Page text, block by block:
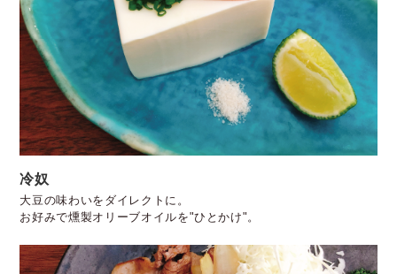
冷奴
大豆の味わいをダイレクトに。
お好みで燻製オリーブオイルを"ひとかけ"。